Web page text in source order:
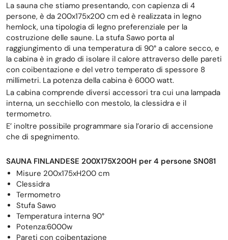
La sauna che stiamo presentando, con capienza di 4
persone, è da 200x175x200 cm ed è realizzata in legno
hemlock, una tipologia di legno preferenziale per la
costruzione delle saune. La stufa Sawo porta al
raggiungimento di una temperatura di 90° a calore secco, e
la cabina è in grado di isolare il calore attraverso delle pareti
con coibentazione e del vetro temperato di spessore 8
millimetri. La potenza della cabina è 6000 watt.
La cabina comprende diversi accessori tra cui una lampada
interna, un secchiello con mestolo, la clessidra e il
termometro.
E’ inoltre possibile programmare sia l’orario di accensione
che di spegnimento.
SAUNA FINLANDESE 200X175X200H per 4 persone SN081
Misure 200x175xH200 cm
Clessidra
Termometro
Stufa Sawo
Temperatura interna 90°
Potenza:6000w
Pareti con coibentazione